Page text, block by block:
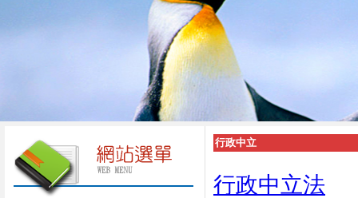
行政中立
行政中立法